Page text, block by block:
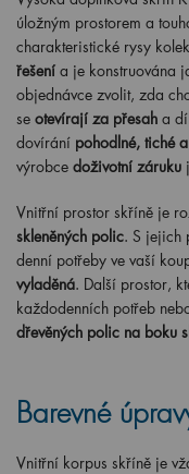
úložným prostorem a
charakteristické rysy
řešení a je konstruována
objednávce zvolit, zda
se otevírají za přesah a
dovírání pohodlné, tiché
výrobce doživotní záruku
Vnitřní prostor skříně je
skleněných polic. S jejich
denní potřeby ve vaší
vyladěná. Další prostor,
každodenních potřeb
dřevěných polic na boku
Barevné
Vnitřní korpus skříně je